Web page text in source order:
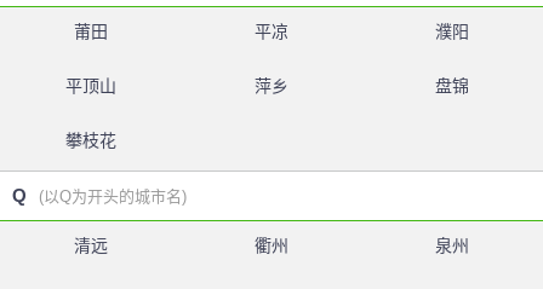
莆田 平凉 濮阳
平顶山 萍乡 盘锦
攀枝花
Q (以Q为开头的城市名)
清远 衢州 泉州